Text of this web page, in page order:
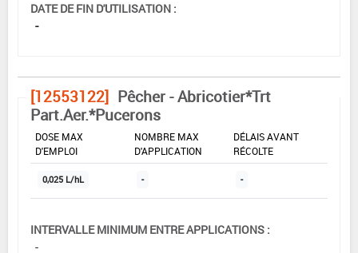
DATE DE FIN D'UTILISATION :
-
[12553122] Pêcher - Abricotier*Trt
Part.Aer.*Pucerons
DOSE MAX
D'EMPLOI
NOMBRE MAX
D'APPLICATION
DÉLAIS AVANT
RÉCOLTE
0,025 L/hL - -
INTERVALLE MINIMUM ENTRE APPLICATIONS :
-